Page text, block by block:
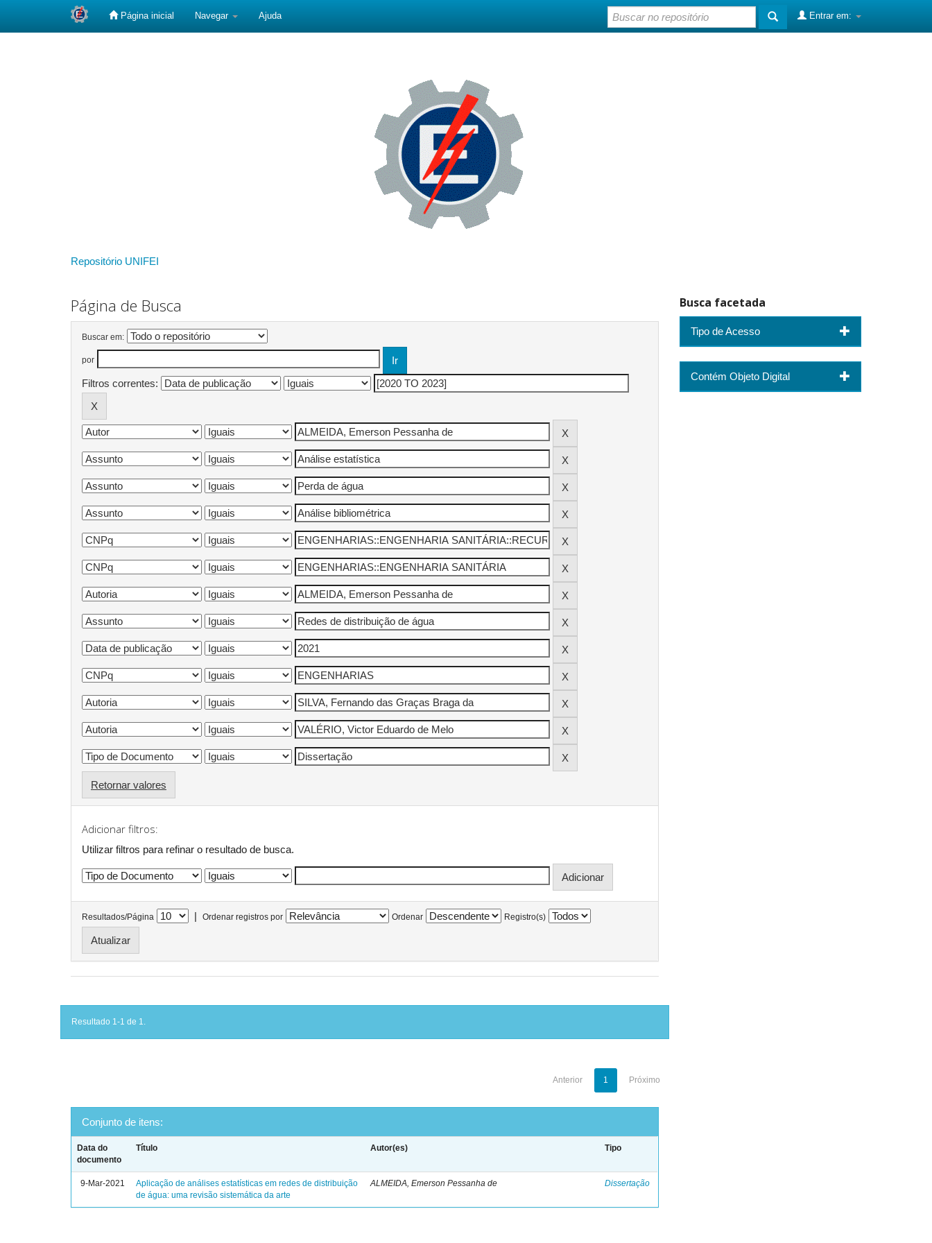
Página inicial Navegar Ajuda Entrar em:
Repositório UNIFEI
Página de Busca
Buscar em:
por
Filtros correntes:
Retornar valores
Adicionar filtros:
Utilizar filtros para refinar o resultado de busca.
Resultados/Página | Ordenar registros por Ordenar Registro(s)
Resultado 1-1 de 1.
Anterior 1 Próximo
Conjunto de itens:
Data do
documento
Título Autor(es) Tipo
9-Mar-2021
Aplicação de análises estatísticas em redes de distribuição
de água: uma revisão sistemática da arte
ALMEIDA, Emerson Pessanha de Dissertação
Busca facetada
Tipo de Acesso
Contém Objeto Digital